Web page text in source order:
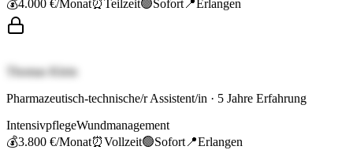
💰4.000 €/Monat⏰Teilzeit🟢Sofort 📍Erlangen
Thomas Klein
Pharmazeutisch-technische/r Assistent/in · 5 Jahre Erfahrung
IntensivpflegeWundmanagement
💰3.800 €/Monat⏰Vollzeit🟢Sofort 📍Erlangen